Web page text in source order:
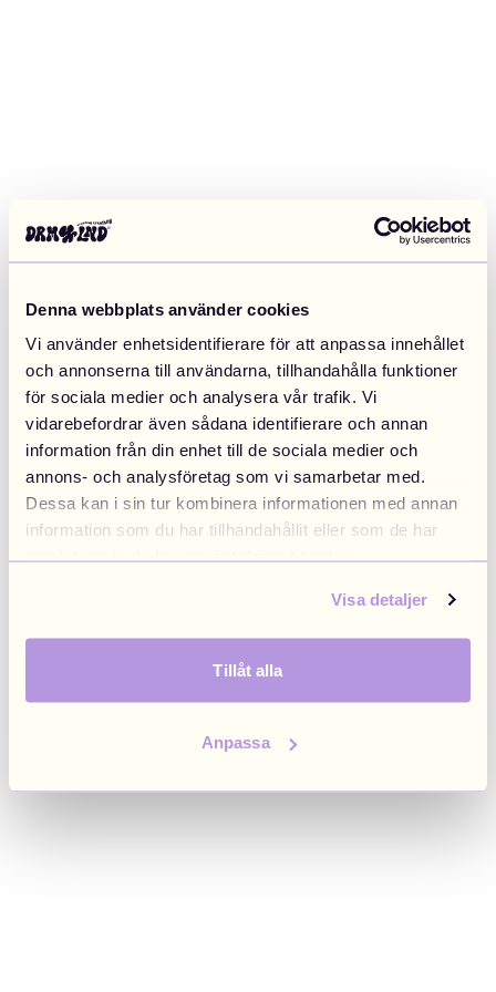
Denna webbplats använder cookies
Vi använder enhetsidentifierare för att anpassa innehållet
och annonserna till användarna, tillhandahålla funktioner
för sociala medier och analysera vår trafik. Vi
vidarebefordrar även sådana identifierare och annan
information från din enhet till de sociala medier och
annons- och analysföretag som vi samarbetar med.
Dessa kan i sin tur kombinera informationen med annan
information som du har tillhandahållit eller som de har
samlat in när du har använt deras tjänster.
Visa detaljer
Tillåt alla
Anpassa
Application error: a client-side exception has occurred (see the
browser console for more information).